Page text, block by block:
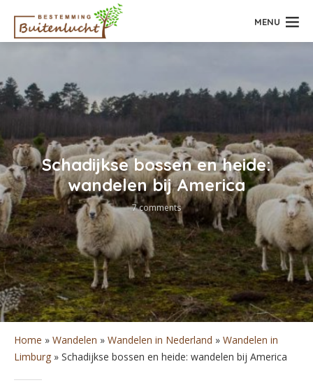
MENU
Schadijkse bossen en heide:
wandelen bij America
7 comments
Home » Wandelen » Wandelen in Nederland » Wandelen in
Limburg » Schadijkse bossen en heide: wandelen bij America